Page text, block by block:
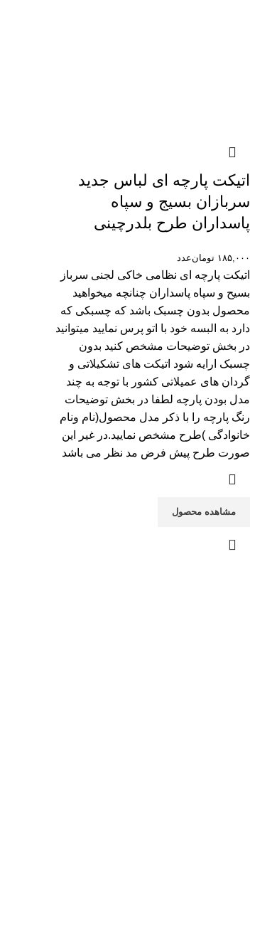
اتیکت پارچه ای لباس جدید
سربازان بسیج و سپاه
پاسداران طرح بلدرچینی
۱۸۵,۰۰۰ تومانعدد
اتیکت پارچه ای نظامی خاکی لجنی سرباز
بسیح و سپاه پاسداران چنانچه میخواهید
محصول بدون چسبک باشد که چسبکی که
دارد به البسه خود با اتو پرس نمایید میتوانید
در بخش توضیحات مشخص کنید بدون
چسبک ارایه شود اتیکت های تشکیلاتی و
گردان های عمیلاتی کشور با توجه به چند
مدل بودن پارچه لطفا در بخش توضیحات
رنگ پارچه را با ذکر مدل محصول(نام ونام
خانوادگی )طرح مشخص نمایید.در غیر این
صورت طرح پیش فرض مد نظر می باشد
مشاهده محصول